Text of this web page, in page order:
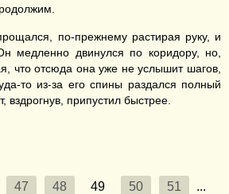
по-прежнему растирая руку, и
медленно двинулся по коридору, но,
что отсюда она уже не услышит шагов,
то из-за его спины раздался полный
вздрогнув, припустил быстрее.
47 48 49 50 51 ...